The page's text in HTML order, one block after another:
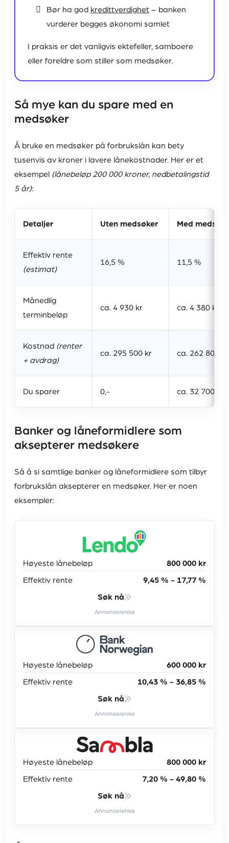
Bør ha god kredittverdighet– banken
vurderer begges økonomi samlet
I praksis er det vanligvis ektefeller, samboere
eller foreldre som stiller som medsøker.
Så mye kan du spare med en
medsøker
Å bruke en medsøker på forbrukslån kan bety
tusenvis av kroner i lavere lånekostnader. Her er et
eksempel (lånebeløp 200 000 kroner, nedbetalingstid
5 år):
Detaljer Uten medsøker Med
Effektiv rente
(estimat)
16,5 % 11,5 %
Månedlig
terminbeløp
ca. 4 930 kr ca. 4 380 kr
Kostnad (renter
+ avdrag)
ca. 295 500 kr ca. 262 800 kr
Du sparer 0,- ca. 32 700 kr
Banker og låneformidlere som
aksepterer medsøkere
Så å si samtlige banker og låneformidlere som tilbyr
forbrukslån aksepterer en medsøker. Her er noen
eksempler:
Høyeste lånebeløp 800 000 kr
Effektiv rente 9,45 % - 17,77 %
Søk nå
Annonselenke
Høyeste lånebeløp 600 000 kr
Effektiv rente 10,43 % - 36,85 %
Søk nå
Annonselenke
Høyeste lånebeløp 800 000 kr
Effektiv rente 7,20 % - 49,80 %
Søk nå
Annonselenke